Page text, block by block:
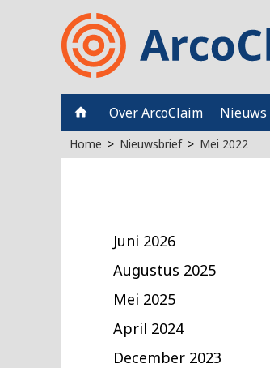
Over ArcoClaim Nieuws
Home Nieuwsbrief Mei 2022
Juni 2026
Augustus 2025
Mei 2025
April 2024
December 2023